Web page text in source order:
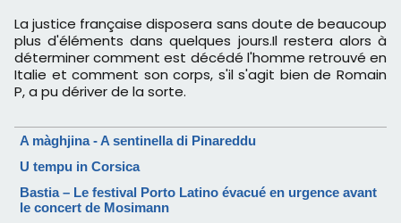
La justice française disposera sans doute de beaucoup
plus d'éléments dans quelques jours.Il restera alors à
déterminer comment est décédé l'homme retrouvé en
Italie et comment son corps, s'il s'agit bien de Romain
P, a pu dériver de la sorte.
A màghjina - A sentinella di Pinareddu
U tempu in Corsica
Bastia – Le festival Porto Latino évacué en urgence avant
le concert de Mosimann